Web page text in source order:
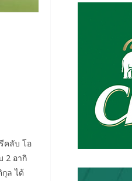
คลับ โอ
2 อากิ
ล ได้